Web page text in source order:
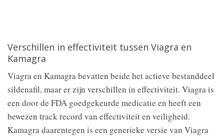
Verschillen in effectiviteit tussen Viagra en
Kamagra
Viagra en Kamagra bevatten beide het actieve bestanddeel
sildenafil, maar er zijn verschillen in effectiviteit. Viagra is
een door de FDA goedgekeurde medicatie en heeft een
bewezen track record van effectiviteit en veiligheid.
Kamagra daarentegen is een generieke versie van Viagra